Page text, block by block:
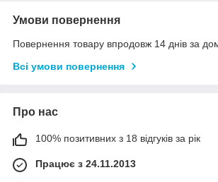
Умови повернення
Повернення товару впродовж 14 днів за
Всі умови повернення
Про нас
100% позитивних з 18 відгуків за рік
Працює з 24.11.2013